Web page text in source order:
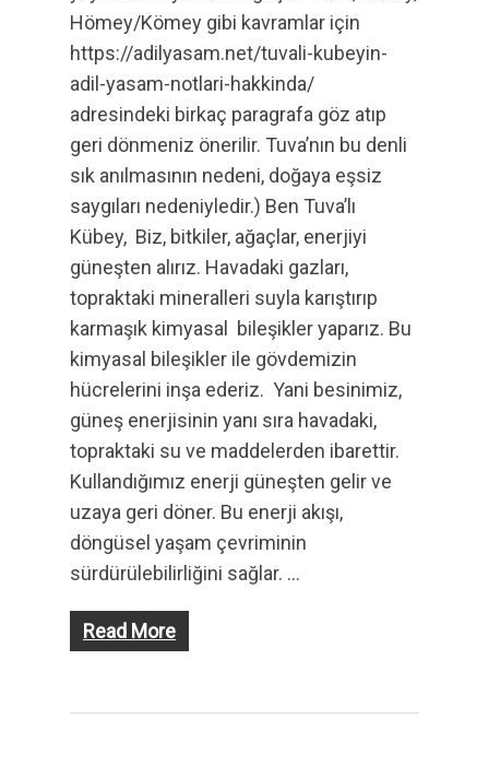
Hömey/Kömey gibi kavramlar için
https://adilyasam.net/tuvali-kubeyin-
adil-yasam-notlari-hakkinda/
adresindeki birkaç paragrafa göz atıp
geri dönmeniz önerilir. Tuva’nın bu denli
sık anılmasının nedeni, doğaya eşsiz
saygıları nedeniyledir.) Ben Tuva’lı
Kübey, Biz, bitkiler, ağaçlar, enerjiyi
güneşten alırız. Havadaki gazları,
topraktaki mineralleri suyla karıştırıp
karmaşık kimyasal bileşikler yaparız. Bu
kimyasal bileşikler ile gövdemizin
hücrelerini inşa ederiz. Yani besinimiz,
güneş enerjisinin yanı sıra havadaki,
topraktaki su ve maddelerden ibarettir.
Kullandığımız enerji güneşten gelir ve
uzaya geri döner. Bu enerji akışı,
döngüsel yaşam çevriminin
sürdürülebilirliğini sağlar. …
Read More